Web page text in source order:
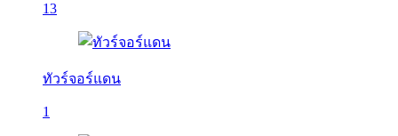
13
ทัวร์จอร์แดน
1